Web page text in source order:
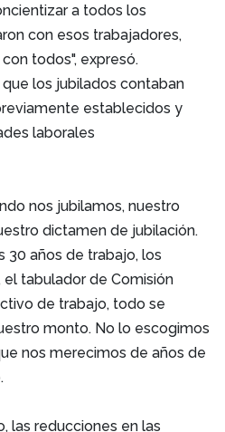
a todos los
con esos trabajadores,
todos", expresó.
los jubilados contaban
establecidos y
laborales
nos jubilamos, nuestro
dictamen de jubilación.
30 años de trabajo, los
tabulador de Comisión
de trabajo, todo se
monto. No lo escogimos
nos merecimos de años de
las reducciones en las